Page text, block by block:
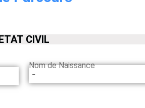
CIVIL
Nom de Naissance
-